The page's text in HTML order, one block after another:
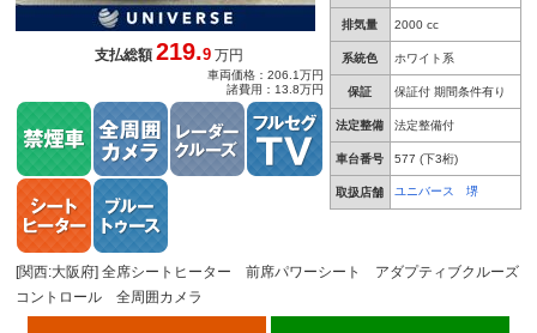
排気量 2000 cc
系統色 ホワイト系
保証 保証付 期間条件有り
法定整備 法定整備付
車台番号 577 (下3桁)
取扱店舗 ユニバース 堺
支払総額219.9 万円
車両価格：206.1万円
諸費用：13.8万円
[関西:大阪府] 全席シートヒーター 前席パワーシート アダプティブクルーズ
コントロール 全周囲カメラ